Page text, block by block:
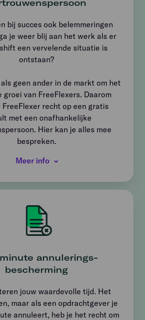
bij succes ook belemmeringen
je weer blij aan het werk als er
een vervelende situatie is
ontstaan?
geen ander in de markt om het
groei van FreeFlexers. Daarom
recht op een gratis
met een onafhankelijke
Hier kan je alles mee
bespreken.
Meer info
annulerings­
bescherming
jouw waardevolle tijd. Het
maar als een opdrachtgever je
annuleert, heb je het recht om